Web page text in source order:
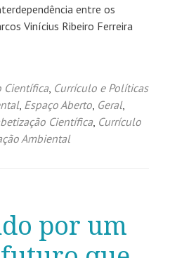
entre os
Vinícius Ribeiro Ferreira
Científica, Currículo e Políticas
, Espaço Aberto, Geral,
Científica, Currículo
Ambiental
por um